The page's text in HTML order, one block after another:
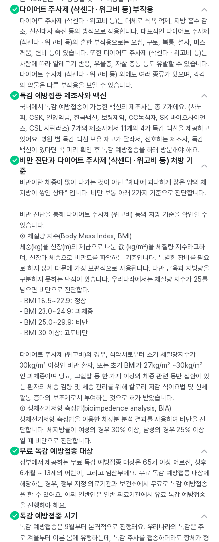
다이어트 주사제 (삭센다 · 위고비 등) 부작용
다이어트 주사제 (삭센다 · 위고비 등)는 대체로 식욕 억제, 지방 흡수 감
소, 신진대사 촉진 등의 방식으로 작용합니다. 대표적인 다이어트 주사제
(삭센다 · 위고비 등)의 흔한 부작용으로는 오심, 구토, 복통, 설사, 메스
꺼움, 변비 등이 있습니다. 또한 다이어트 주사제 (삭센다 · 위고비 등)는
사람에 따라 알레르기 반응, 우울증, 자살 충동 등도 유발할 수 있습니다.
다이어트 주사제 (삭센다 · 위고비 등) 외에도 여러 종류가 있으며, 각각
의 약물은 다른 부작용을 보일 수 있습니다.
독감 예방접종 제조사와 백신
국내에서 독감 예방접종이 가능한 백신의 제조사는 총 7개에요. (사노
피, GSK, 일양약품, 한국백신, 보령제약, GC녹십자, SK 바이오사이언
스, CSL 시퀴러스) 7개의 제조사에서 11개의 4가 독감 백신을 제공하고
있어요. 병원 별 독감 백신 보유 재고가 달라서, 선호하는 제조사, 독감
백신이 있다면 꼭 미리 확인 후 독감 예방접종을 하러 방문해야 해요.
비만 진단과 다이어트 주사제 (삭센다 · 위고비 등) 처방 기
준
비만이란 체중이 많이 나가는 것이 아닌 “체내에 과다하게 많은 양의 체
지방이 쌓인 상태” 입니다. 비만 보통 아래 2가지 기준으로 진단합니다.
비만 진단을 통해 다이어트 주사제 (위고비) 등의 처방 기준을 확인할 수
있습니다.
① 체질량 지수(Body Mass Index, BMI)
체중(kg)을 신장(m)의 제곱으로 나눈 값 (kg/m²)을 체질량 지수라고하
며, 신장과 체중으로 비만도를 파악하는 기준입니다. 특별한 장비를 필요
로 하지 않기 때문에 가장 보편적으로 사용됩니다. 다만 근육과 지방량을
구분하지 못하는 단점이 있습니다. 우리나라에서는 체질량 지수가 25를
넘으면 비만으로 진단합다.
- BMI 18.5~22.9: 정상
- BMI 23.0~24.9: 과체중
- BMI 25.0~29.9: 비만
- BMI 30 이상: 고도비만
다이어트 주사제 (위고비)의 경우, 식약처로부터 초기 체질량지수가
30kg/m² 이상인 비만 환자, 또는 초기 BMI가 27kg/m² ~30kg/m²
인 과체중이며 당뇨, 고혈압 등 한 가지 이상의 체중 관련 동반 질환이 있
는 환자의 체중 감량 및 체중 관리를 위해 칼로리 저감 식이요법 및 신체
활동 증대의 보조제로서 투여하는 것으로 허가 받았습니다.
② 생체전기저항 측정법(bioimpedence analysis, BIA)
생체전기저항 측정법을 이용한 체성분 분석 결과를 사용하여 비만을 진
단합니다. 체지방률이 여성의 경우 30% 이상, 남성의 경우 25% 이상
일 때 비만으로 진단합니다.
무료 독감 예방접종 대상
정부에서 제공하는 무료 독감 예방접종 대상은 65세 이상 어르신, 생후
6개월 ~ 13세의 어린이, 그리고 임산부에요. 무료 독감 예방접종 대상에
해당하는 경우, 정부 지정 의료기관과 보건소에서 무료로 독감 예방접종
을 할 수 있어요. 이외 일반인은 일반 의료기관에서 유료 독감 예방접종
을 진행해야 해요.
독감 예방접종 시기
독감 예방접종은 9월부터 본격적으로 진행돼요. 우리나라의 독감은 주
로 겨울부터 이른 봄에 유행하는데, 독감 주사를 접종하더라도 항체가 형